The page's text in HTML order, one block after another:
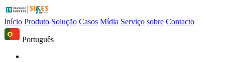
Início Produto Solução Casos Mídia Serviço sobre Contacto
Português